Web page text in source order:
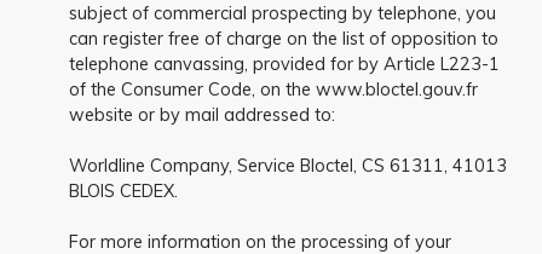
subject of commercial prospecting by telephone, you
can register free of charge on the list of opposition to
telephone canvassing, provided for by Article L223-1
of the Consumer Code, on the www.bloctel.gouv.fr
website or by mail addressed to:
Worldline Company, Service Bloctel, CS 61311, 41013
BLOIS CEDEX.
For more information on the processing of your